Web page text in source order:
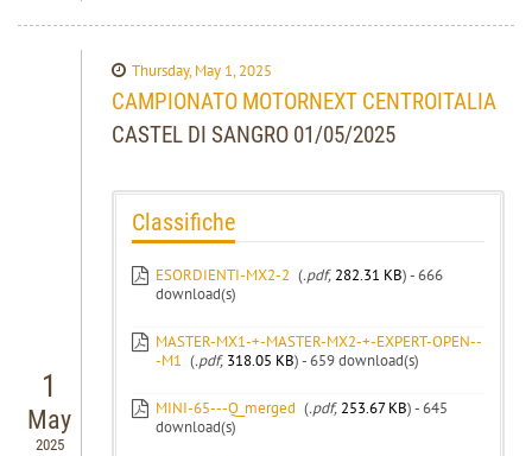
1
May
2025
Thursday, May 1, 2025
CAMPIONATO MOTORNEXT CENTROITALIA
CASTEL DI SANGRO 01/05/2025
Classifiche
ESORDIENTI-MX2-2 (.pdf,282.31 KB) - 666
download(s)
MASTER-MX1-+-MASTER-MX2-+-EXPERT-OPEN--
-M1 (.pdf, 318.05 KB) - 659 download(s)
MINI-65---Q_merged (.pdf,253.67 KB) - 645
download(s)